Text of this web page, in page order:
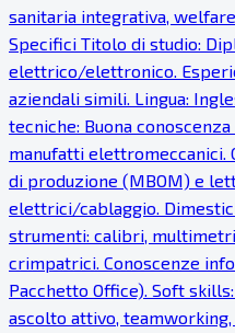
sanitaria integrativa,
Specifici Titolo di studio:
elettrico/elettronico.
aziendali simili. Lingua:
tecniche: Buona
manufatti
di produzione (MBOM) e
elettrici/cablaggio.
strumenti: calibri,
crimpatrici. Conoscenze
Pacchetto Office). Soft
ascolto attivo,